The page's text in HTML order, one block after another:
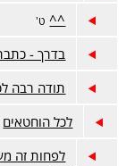
^^ ט'
בדרך -
תודה רבה
לכל הוחטאים
לפחות זה